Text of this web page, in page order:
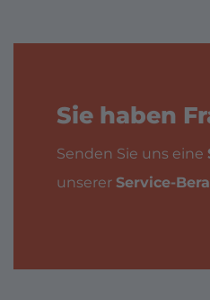
Sie haben
Senden Sie uns eine
unserer Service-